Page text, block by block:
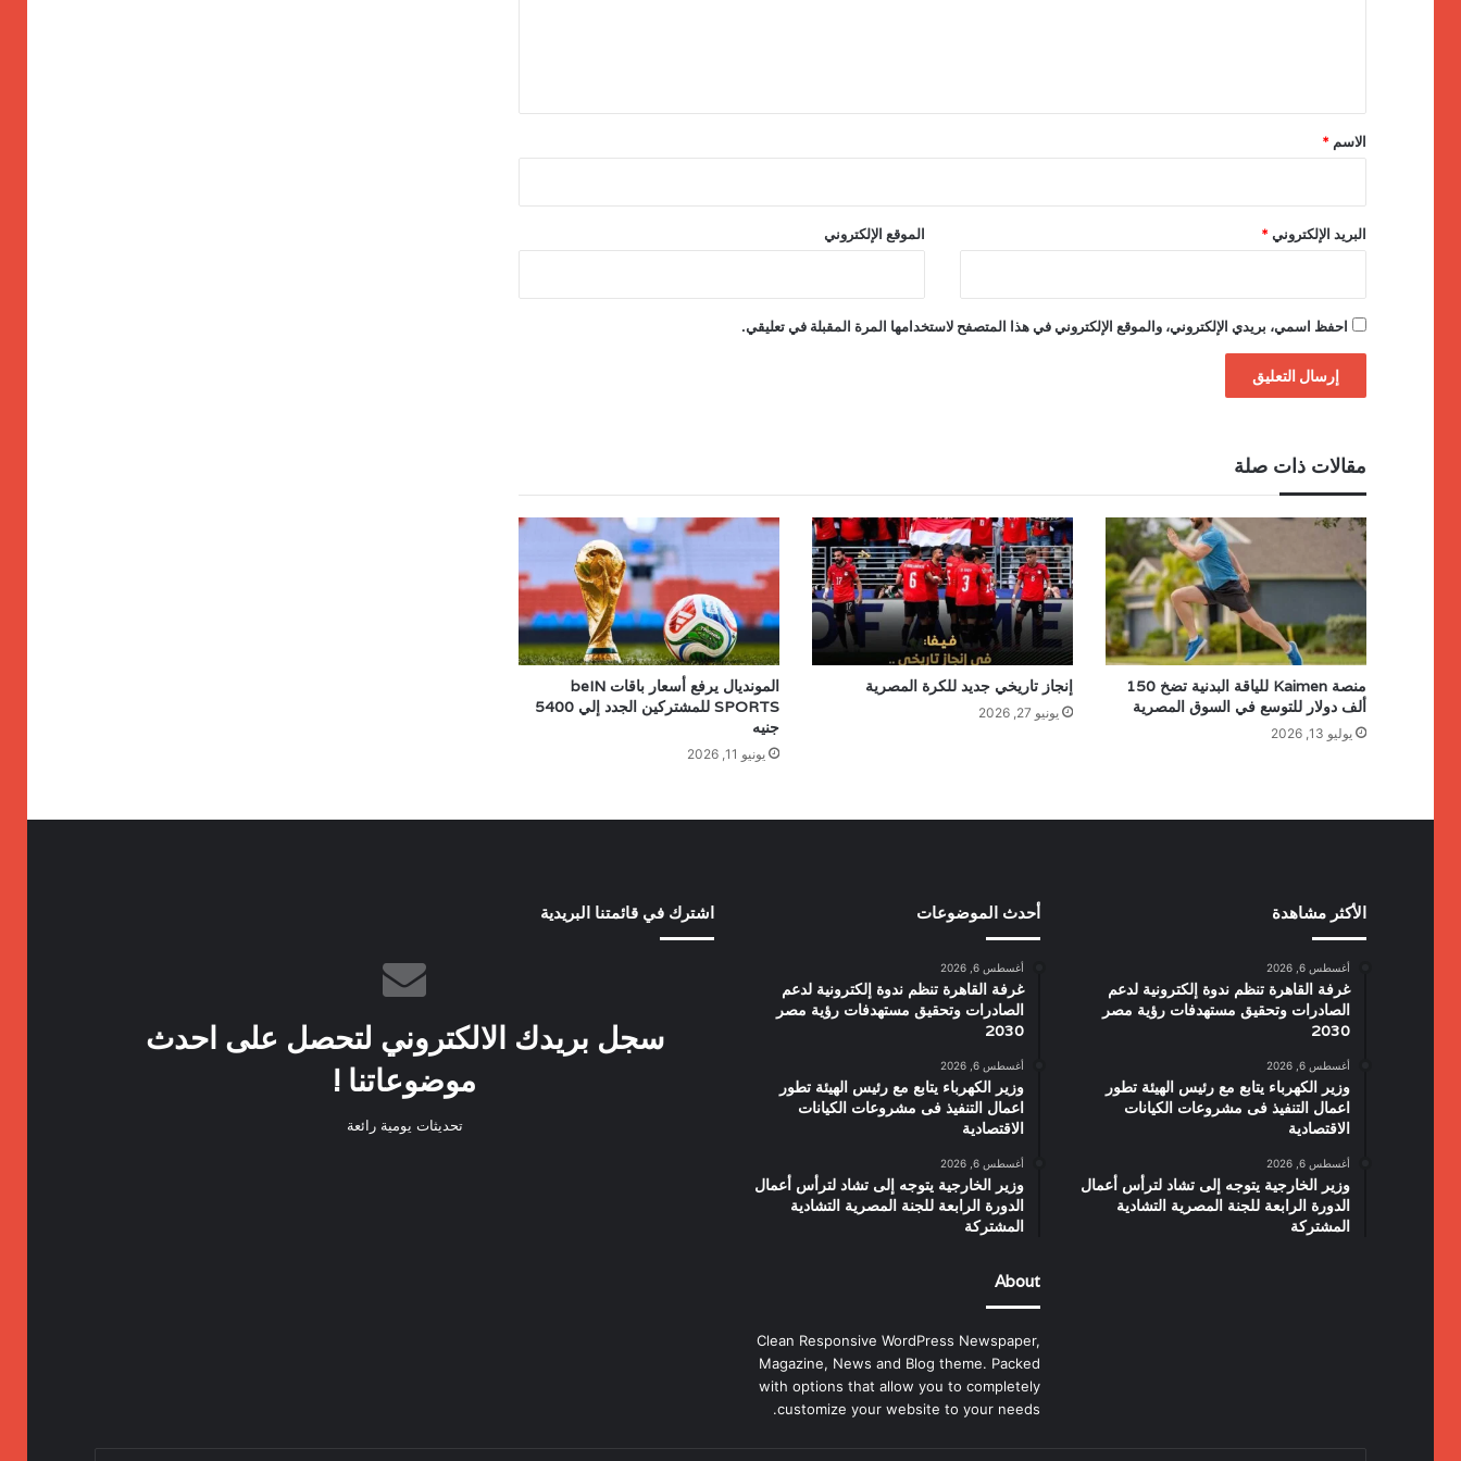
*
الاسم *
البريد الإلكتروني * الموقع الإلكتروني
احفظ اسمي، بريدي الإلكتروني، والموقع الإلكتروني في هذا المتصفح لاستخدامها المرة المقبلة في تعليقي.
مقالات ذات صلة
منصة Kaimen للياقة البدنية تضخ 150
ألف دولار للتوسع في السوق المصرية
يوليو 13, 2026
إنجاز تاريخي جديد للكرة المصرية
يونيو 27, 2026
المونديال يرفع أسعار باقات beIN
SPORTS للمشتركين الجدد إلي 5400
جنيه
يونيو 11, 2026
الأكثر مشاهدة
أغسطس 6, 2026
غرفة القاهرة تنظم ندوة إلكترونية لدعم
الصادرات وتحقيق مستهدفات رؤية مصر
2030
أغسطس 6, 2026
وزير الكهرباء يتابع مع رئيس الهيئة تطور
اعمال التنفيذ فى مشروعات الكيانات
الاقتصادية
أغسطس 6, 2026
وزير الخارجية يتوجه إلى تشاد لترأس أعمال
الدورة الرابعة للجنة المصرية التشادية
المشتركة
أحدث الموضوعات
أغسطس 6, 2026
غرفة القاهرة تنظم ندوة إلكترونية لدعم
الصادرات وتحقيق مستهدفات رؤية مصر
2030
أغسطس 6, 2026
وزير الكهرباء يتابع مع رئيس الهيئة تطور
اعمال التنفيذ فى مشروعات الكيانات
الاقتصادية
أغسطس 6, 2026
وزير الخارجية يتوجه إلى تشاد لترأس أعمال
الدورة الرابعة للجنة المصرية التشادية
المشتركة
About
Clean Responsive WordPress Newspaper,
Magazine, News and Blog theme. Packed
with options that allow you to completely
customize your website to your needs.
اشترك في قائمتنا البريدية
سجل بريدك الالكتروني لتحصل على احدث
موضوعاتنا !
تحديثات يومية رائعة